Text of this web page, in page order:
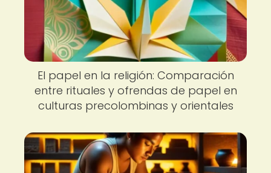
El papel en la religión: Comparación
entre rituales y ofrendas de papel en
culturas precolombinas y orientales